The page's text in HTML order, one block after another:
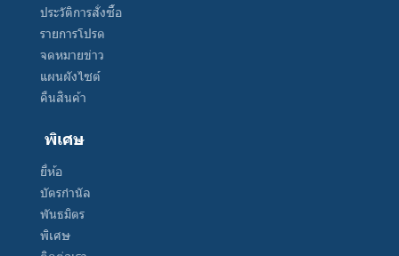
ประวัติการสั่งซื้อ
รายการโปรด
จดหมายข่าว
แผนผังไซต์
คืนสินค้า
พิเศษ
ยี่ห้อ
บัตรกำนัล
พันธมิตร
พิเศษ